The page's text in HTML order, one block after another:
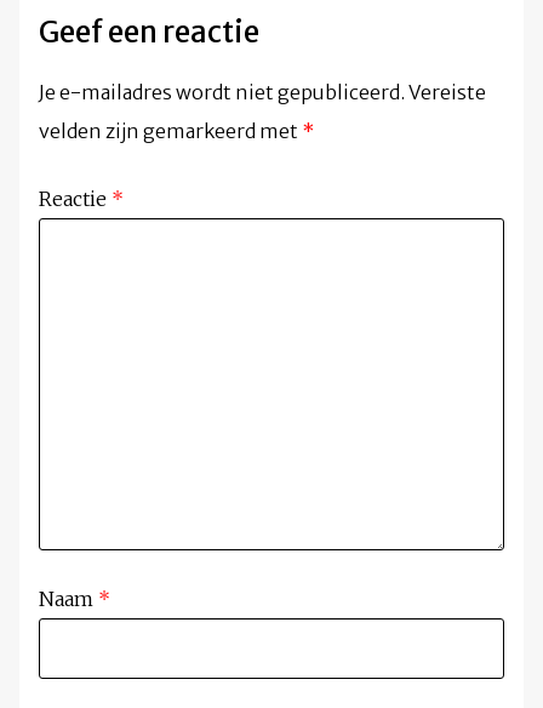
Geef een reactie
Je e-mailadres wordt niet gepubliceerd. Vereiste
velden zijn gemarkeerd met *
Reactie *
Naam *